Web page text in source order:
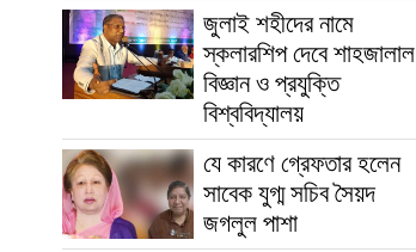
জুলাই শহীদের নামে
স্কলারশিপ দেবে শাহজালাল
বিজ্ঞান ও প্রযুক্তি
বিশ্ববিদ্যালয়
যে কারণে গ্রেফতার হলেন
সাবেক যুগ্ম সচিব সৈয়দ
জগলুল পাশা